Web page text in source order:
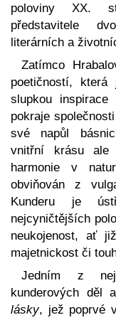
poloviny XX.
představitele
literárních a
Zatímco
poetičností,
slupkou
pokraje
své napůl
vnitřní krásu ale
harmonie v
obviňován z
Kunderu je
nejcyničtějších
neukojenost, ať
majetnickost či
Jedním z
kunderových děl
lásky, jež poprvé